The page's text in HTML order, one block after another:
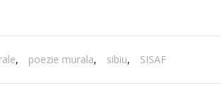
, poezie murala, sibiu, SISAF